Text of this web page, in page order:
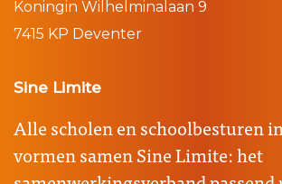
Koningin Wilhelminalaan 9
7415 KP Deventer
Sine Limite
Alle scholen en schoolbesturen
vormen samen Sine Limite: het